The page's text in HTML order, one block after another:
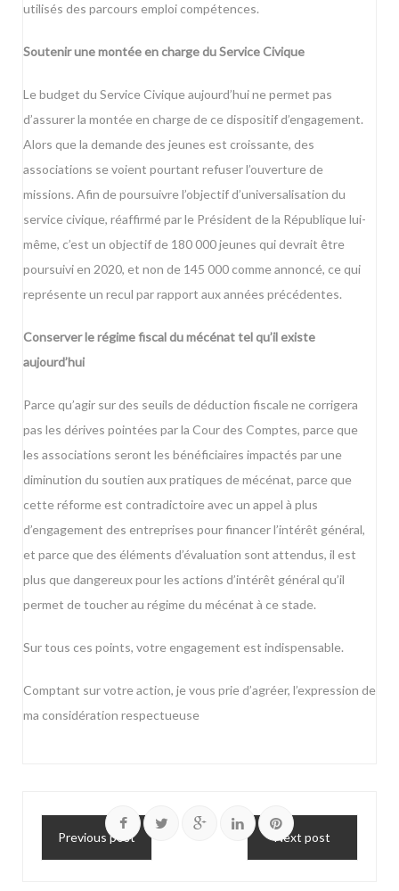
utilisés des parcours emploi compétences.
Soutenir une montée en charge du Service Civique
Le budget du Service Civique aujourd’hui ne permet pas
d’assurer la montée en charge de ce dispositif d’engagement.
Alors que la demande des jeunes est croissante, des
associations se voient pourtant refuser l’ouverture de
missions. Afin de poursuivre l’objectif d’universalisation du
service civique, réaffirmé par le Président de la République lui-
même, c’est un objectif de 180 000 jeunes qui devrait être
poursuivi en 2020, et non de 145 000 comme annoncé, ce qui
représente un recul par rapport aux années précédentes.
Conserver le régime fiscal du mécénat tel qu’il existe
aujourd’hui
Parce qu’agir sur des seuils de déduction fiscale ne corrigera
pas les dérives pointées par la Cour des Comptes, parce que
les associations seront les bénéficiaires impactés par une
diminution du soutien aux pratiques de mécénat, parce que
cette réforme est contradictoire avec un appel à plus
d’engagement des entreprises pour financer l’intérêt général,
et parce que des éléments d’évaluation sont attendus, il est
plus que dangereux pour les actions d’intérêt général qu’il
permet de toucher au régime du mécénat à ce stade.
Sur tous ces points, votre engagement est indispensable.
Comptant sur votre action, je vous prie d’agréer, l’expression de
ma considération respectueuse
Previous post Next post